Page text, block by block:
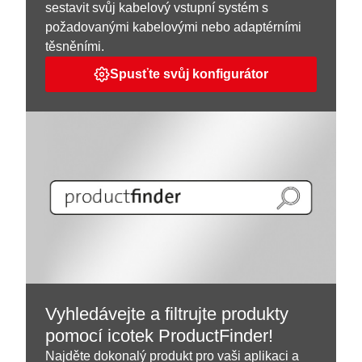
sestavit svůj kabelový vstupní systém s
požadovanými kabelovými nebo adaptérními
těsněními.
Spusťte svůj konfigurátor
Vyhledávejte a filtrujte produkty
pomocí icotek ProductFinder!
Najděte dokonalý produkt pro vaši aplikaci a